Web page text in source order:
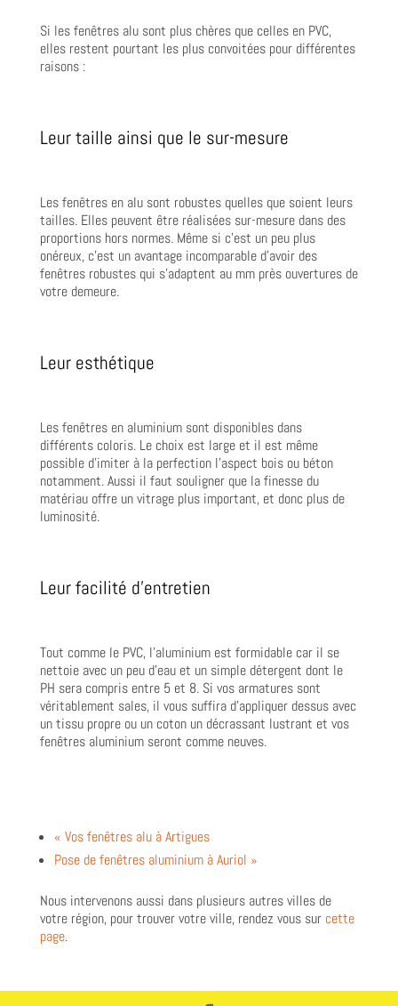
Si les fenêtres alu sont plus chères que celles en PVC,
elles restent pourtant les plus convoitées pour différentes
raisons :
Leur taille ainsi que le sur-mesure
Les fenêtres en alu sont robustes quelles que soient leurs
tailles. Elles peuvent être réalisées sur-mesure dans des
proportions hors normes. Même si c’est un peu plus
onéreux, c’est un avantage incomparable d’avoir des
fenêtres robustes qui s’adaptent au mm près ouvertures de
votre demeure.
Leur esthétique
Les fenêtres en aluminium sont disponibles dans
différents coloris. Le choix est large et il est même
possible d’imiter à la perfection l’aspect bois ou béton
notamment. Aussi il faut souligner que la finesse du
matériau offre un vitrage plus important, et donc plus de
luminosité.
Leur facilité d’entretien
Tout comme le PVC, l’aluminium est formidable car il se
nettoie avec un peu d’eau et un simple détergent dont le
PH sera compris entre 5 et 8. Si vos armatures sont
véritablement sales, il vous suffira d’appliquer dessus avec
un tissu propre ou un coton un décrassant lustrant et vos
fenêtres aluminium seront comme neuves.
« Vos fenêtres alu à Artigues
Pose de fenêtres aluminium à Auriol »
Nous intervenons aussi dans plusieurs autres villes de
votre région, pour trouver votre ville, rendez vous sur cette
page.